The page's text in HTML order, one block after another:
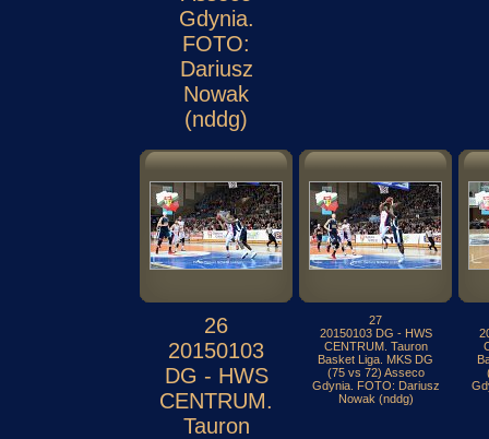
Gdynia.
FOTO:
Dariusz
Nowak
(nddg)
26
20150103
DG - HWS
CENTRUM.
Tauron
27
20150103 DG - HWS
CENTRUM. Tauron
Basket Liga. MKS DG
(75 vs 72) Asseco
Gdynia. FOTO: Dariusz
Nowak (nddg)